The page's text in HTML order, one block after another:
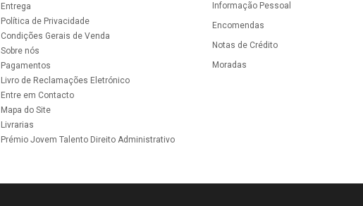
Entrega
Política de Privacidade
Condições Gerais de Venda
Sobre nós
Pagamentos
Livro de Reclamações Eletrónico
Entre em Contacto
Mapa do Site
Livrarias
Prémio Jovem Talento Direito Administrativo
Informação Pessoal
Encomendas
Notas de Crédito
Moradas